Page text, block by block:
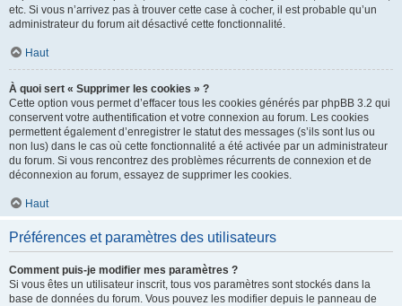
etc. Si vous n’arrivez pas à trouver cette case à cocher, il est probable qu’un
administrateur du forum ait désactivé cette fonctionnalité.
Haut
À quoi sert « Supprimer les cookies » ?
Cette option vous permet d’effacer tous les cookies générés par phpBB 3.2 qui
conservent votre authentification et votre connexion au forum. Les cookies
permettent également d’enregistrer le statut des messages (s’ils sont lus ou
non lus) dans le cas où cette fonctionnalité a été activée par un administrateur
du forum. Si vous rencontrez des problèmes récurrents de connexion et de
déconnexion au forum, essayez de supprimer les cookies.
Haut
Préférences et paramètres des utilisateurs
Comment puis-je modifier mes paramètres ?
Si vous êtes un utilisateur inscrit, tous vos paramètres sont stockés dans la
base de données du forum. Vous pouvez les modifier depuis le panneau de